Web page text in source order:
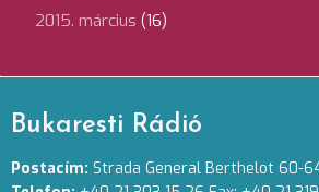
2015. március (16)
Bukaresti Rádió
Postacím: Strada General Berthelot 60-